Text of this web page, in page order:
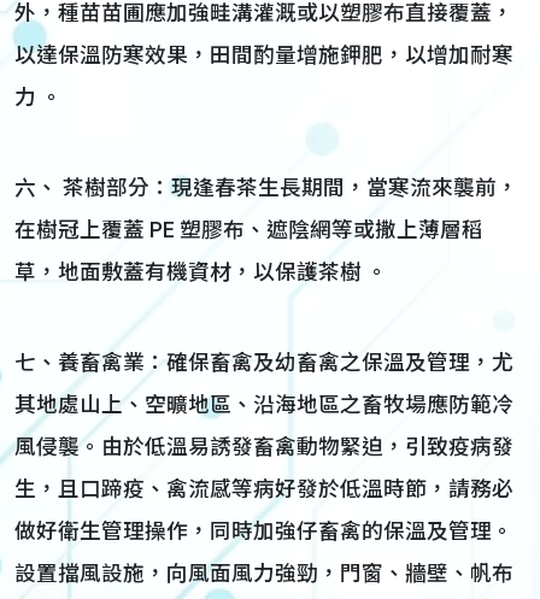
外，種苗苗圃應加強畦溝灌溉或以塑膠布直接覆蓋，
以達保溫防寒效果，田間酌量增施鉀肥，以增加耐寒
力 。
六、 茶樹部分：現逢春茶生長期間，當寒流來襲前，
在樹冠上覆蓋 PE 塑膠布、遮陰網等或撒上薄層稻
草，地面敷蓋有機資材，以保護茶樹 。
七、養畜禽業：確保畜禽及幼畜禽之保溫及管理，尤
其地處山上、空曠地區、沿海地區之畜牧場應防範冷
風侵襲。由於低溫易誘發畜禽動物緊迫，引致疫病發
生，且口蹄疫、禽流感等病好發於低溫時節，請務必
做好衛生管理操作，同時加強仔畜禽的保溫及管理。
設置擋風設施，向風面風力強勁，門窗、牆壁、帆布